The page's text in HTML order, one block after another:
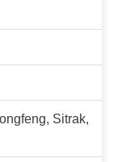
Sitrak,